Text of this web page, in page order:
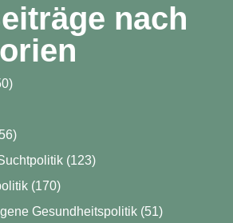
nach
(123)
(170)
Gesundheitspolitik(51)